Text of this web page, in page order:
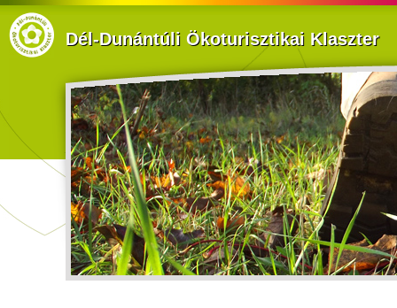
Dél-Dunántúli Ökoturisztikai Klaszter